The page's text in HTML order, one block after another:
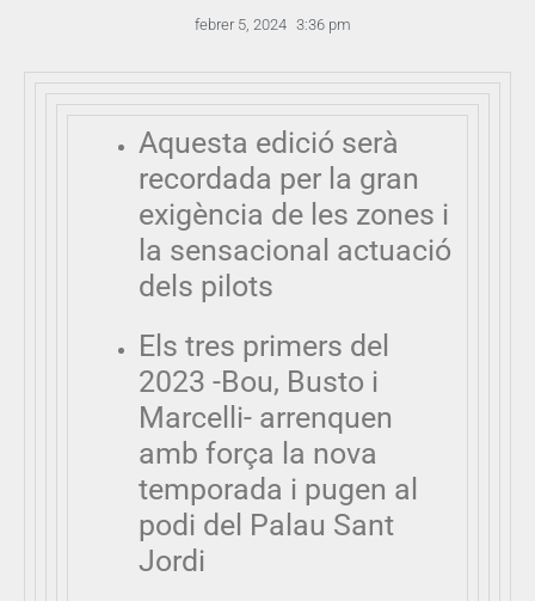
febrer 5, 2024 3:36 pm
Aquesta edició serà
recordada per la gran
exigència de les zones i
la sensacional actuació
dels pilots
Els tres primers del
2023 -Bou, Busto i
Marcelli- arrenquen
amb força la nova
temporada i pugen al
podi del Palau Sant
Jordi